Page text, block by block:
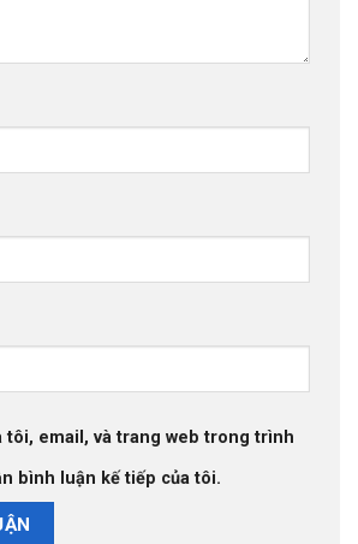
tôi, email, và trang web trong trình
bình luận kế tiếp của tôi.